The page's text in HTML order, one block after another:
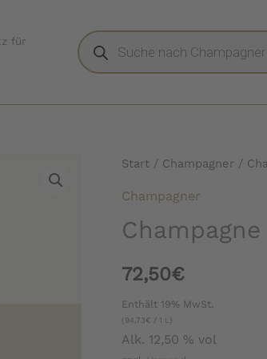
für
Products
search
Start / Champagner /
Champagner
72,50€
Enthält 19% MwSt.
(94,73€ / 1 L)
Alk. 12,50 % vol